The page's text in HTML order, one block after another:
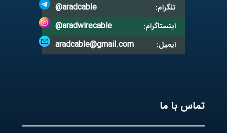
تلگرام: @aradcable
اینستاگرام: @aradwirecable
ایمیل: aradcable@gmail.com
تماس با ما